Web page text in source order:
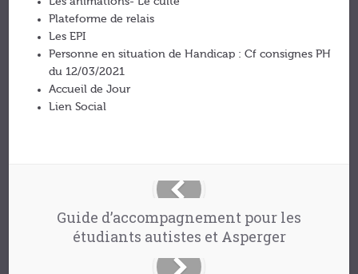
Plateforme de relais
Les EPI
Personne en situation de Handicap : Cf consignes PH
du 12/03/2021
Accueil de Jour
Lien Social
Guide d’accompagnement pour les
étudiants autistes et Asperger